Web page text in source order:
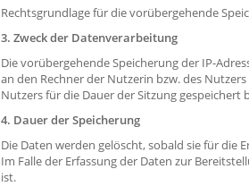
Rechtsgrundlage für die vorübergehende
3. Zweck der Datenverarbeitung
Die vorübergehende Speicherung der IP-
an den Rechner der Nutzerin bzw. des
Nutzers für die Dauer der Sitzung gespeichert
4. Dauer der Speicherung
Die Daten werden gelöscht, sobald sie für die
Im Falle der Erfassung der Daten zur
ist.